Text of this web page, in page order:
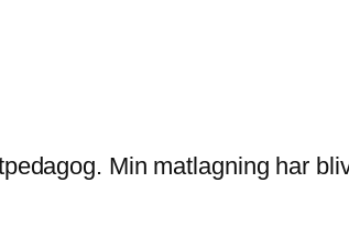
Min matlagning har